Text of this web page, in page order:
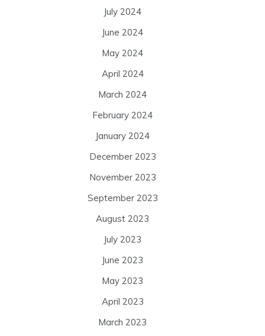
July 2024
June 2024
May 2024
April 2024
March 2024
February 2024
January 2024
December 2023
November 2023
September 2023
August 2023
July 2023
June 2023
May 2023
April 2023
March 2023